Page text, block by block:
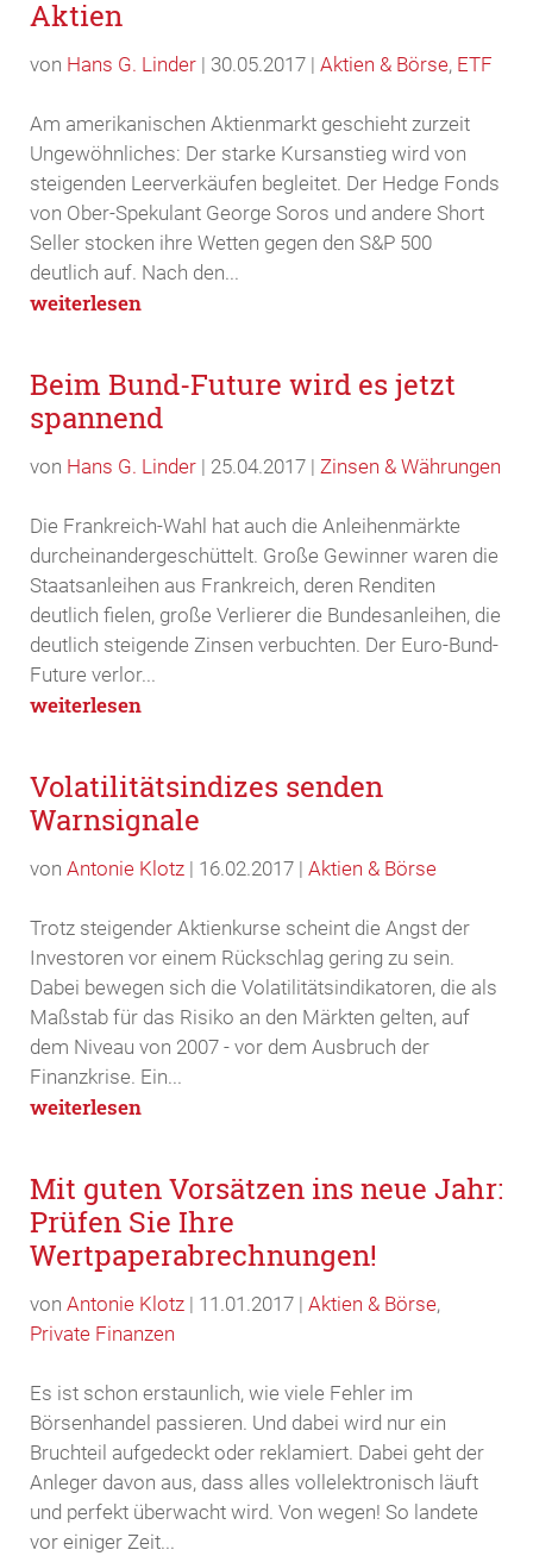
Aktien
von Hans G. Linder| 30.05.2017| Aktien & Börse, ETF
Am amerikanischen Aktienmarkt geschieht zurzeit
Ungewöhnliches: Der starke Kursanstieg wird von
steigenden Leerverkäufen begleitet. Der Hedge Fonds
von Ober-Spekulant George Soros und andere Short
Seller stocken ihre Wetten gegen den S&P 500
deutlich auf. Nach den...
weiterlesen
Beim Bund-Future wird es jetzt
spannend
von Hans G. Linder| 25.04.2017| Zinsen & Währungen
Die Frankreich-Wahl hat auch die Anleihenmärkte
durcheinandergeschüttelt. Große Gewinner waren die
Staatsanleihen aus Frankreich, deren Renditen
deutlich fielen, große Verlierer die Bundesanleihen, die
deutlich steigende Zinsen verbuchten. Der Euro-Bund-
Future verlor...
weiterlesen
Volatilitätsindizes senden
Warnsignale
von Antonie Klotz| 16.02.2017| Aktien & Börse
Trotz steigender Aktienkurse scheint die Angst der
Investoren vor einem Rückschlag gering zu sein.
Dabei bewegen sich die Volatilitätsindikatoren, die als
Maßstab für das Risiko an den Märkten gelten, auf
dem Niveau von 2007 - vor dem Ausbruch der
Finanzkrise. Ein...
weiterlesen
Mit guten Vorsätzen ins neue Jahr:
Prüfen Sie Ihre
Wertpaperabrechnungen!
von Antonie Klotz| 11.01.2017| Aktien & Börse,
Private Finanzen
Es ist schon erstaunlich, wie viele Fehler im
Börsenhandel passieren. Und dabei wird nur ein
Bruchteil aufgedeckt oder reklamiert. Dabei geht der
Anleger davon aus, dass alles vollelektronisch läuft
und perfekt überwacht wird. Von wegen! So landete
vor einiger Zeit...